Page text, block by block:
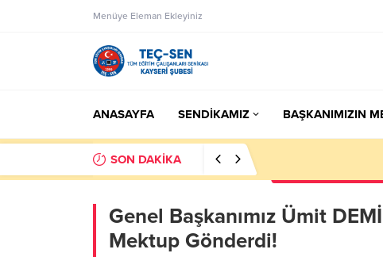
Menüye Eleman Ekleyiniz
ANASAYFA SENDİKAMIZ BAŞKANIMIZIN
SON DAKİKA
Genel Başkanımız Ümit
Mektup Gönderdi!